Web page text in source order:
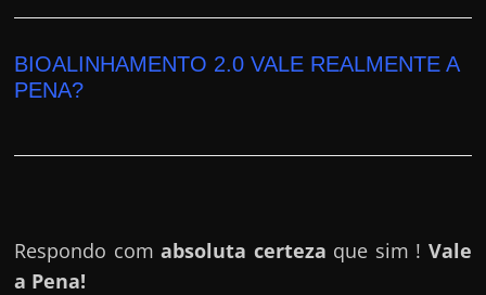
M
s
🤔
BIOALINHAMENTO 2.0 VALE REALMENTE A
PENA?
Respondo comabsoluta certeza que sim ! Vale
a Pena!